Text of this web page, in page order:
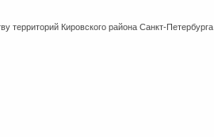
территорий Кировского района Санкт-Петербурга